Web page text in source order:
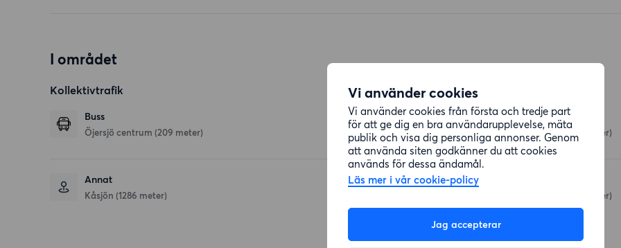
Vi använder cookies
Vi använder cookies från första och tredje part
för att ge dig en bra användarupplevelse, mäta
publik och visa dig personliga annonser. Genom
att använda siten godkänner du att cookies
används för dessa ändamål.
Läs mer i vår cookie-policy
Jag accepterar
I området
Kollektivtrafik
Buss
Öjersjö centrum (209 meter)
Annat
Kåsjön (1286 meter)
Restauranger
Öjersjö Pizzeria
Ekeblads väg 1 (282 meter)
(2360 meter)